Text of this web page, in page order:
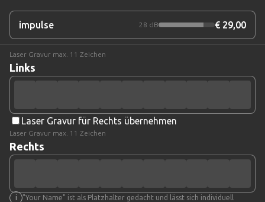
impulse 28 dB € 29,00
Laser Gravur max. 11 Zeichen
Links
Laser Gravur für Rechts übernehmen
Laser Gravur max. 11 Zeichen
Rechts
"Your Name" ist als Platzhalter gedacht und lässt sich individuell